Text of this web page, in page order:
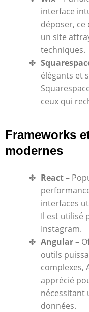
interface
déposer,
un site
techniques.
élégants et
ceux qui
Frameworks
modernes
React–
interfaces
Il est utilisé
Instagram.
Angular–
outils
complexes,
apprécié
nécessitant
données.